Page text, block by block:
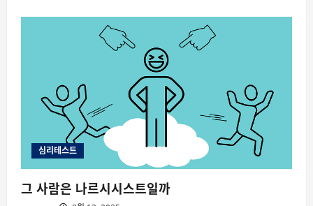
트?
–
나
르
시
시
즘
스
트
심리테스트
그 사람은 나르시시스트일까